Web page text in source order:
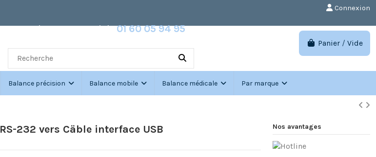
Connexion
Service commercial :01 60 05 94 95
Panier / Vide
Balance précision Balance mobile Balance médicale Par marque
RS-232 vers Cäble interface USB Nos avantages